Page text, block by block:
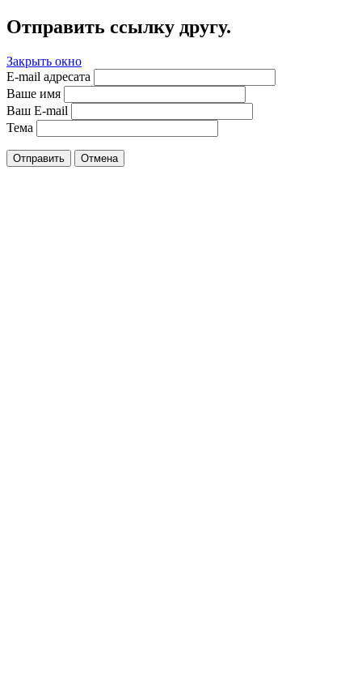
Отправить ссылку другу.
Закрыть окно
E-mail адресата
Ваше имя
Ваш E-mail
Тема
Отправить Отмена